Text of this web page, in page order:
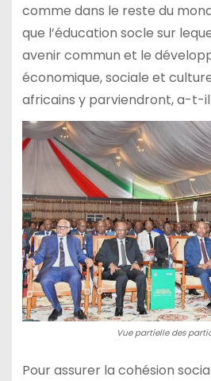
comme dans le reste du
que l’éducation socle sur
avenir commun et le
économique, sociale et
africains y parviendront, a-t-il
Vue partielle des
Pour assurer la cohésion